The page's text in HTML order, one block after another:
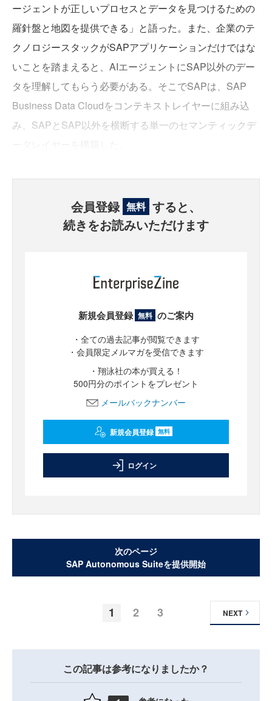
ージェントが正しいプロセスとデータを見つけるための
羅針盤と地図を提供できる」と語った。また、企業のテ
クノロジースタックがSAPアプリケーションだけではな
いことを踏まえると、AIエージェントにSAP以外のデー
タを理解してもらう必要がある。そこでSAPは、SAP
Business Data Cloudをコンテキストレイヤーに組み込
み、SAPとSAP以外を横断する単一のセマンティックデ
会員登録 無料 すると、
続きをお読みいただけます
新規会員登録 無料 のご案内
・全ての過去記事が閲覧できます
・会員限定メルマガを受信できます
・翔泳社の本が買える！
500円分のポイントをプレゼント
メールバックナンバー
新規会員登録 無料
ログイン
次のページ
SAP Autonomous Suiteを提供開始
1 2 3 NEXT
この記事は参考になりましたか？